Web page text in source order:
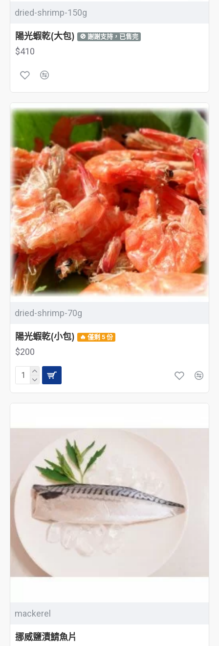
dried-shrimp-150g
陽光蝦乾(大包) 🚫 謝謝支持，已售完
$410
dried-shrimp-70g
陽光蝦乾(小包) 🔥 僅剩 5 份
$200
mackerel
挪威鹽漬鯖魚片